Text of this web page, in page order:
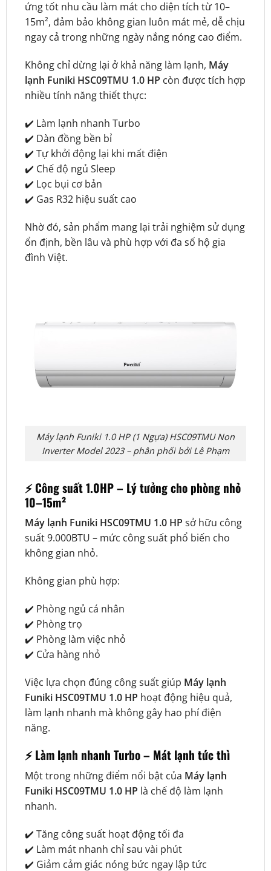
ứng tốt nhu cầu làm mát cho diện tích từ 10–
15m², đảm bảo không gian luôn mát mẻ, dễ chịu
ngay cả trong những ngày nắng nóng cao điểm.
Không chỉ dừng lại ở khả năng làm lạnh, Máy
lạnh Funiki HSC09TMU 1.0 HP còn được tích hợp
nhiều tính năng thiết thực:
✔️ Làm lạnh nhanh Turbo
✔️ Dàn đồng bền bỉ
✔️ Tự khởi động lại khi mất điện
✔️ Chế độ ngủ Sleep
✔️ Lọc bụi cơ bản
✔️ Gas R32 hiệu suất cao
Nhờ đó, sản phẩm mang lại trải nghiệm sử dụng
ổn định, bền lâu và phù hợp với đa số hộ gia
đình Việt.
Máy lạnh Funiki 1.0 HP (1 Ngựa) HSC09TMU Non
Inverter Model 2023 – phân phối bởi Lê Phạm
⚡Công suất 1.0HP – Lý tưởng cho phòng nhỏ
10–15m²
Máy lạnh Funiki HSC09TMU 1.0 HP sở hữu công
suất 9.000BTU – mức công suất phổ biến cho
không gian nhỏ.
Không gian phù hợp:
✔️ Phòng ngủ cá nhân
✔️ Phòng trọ
✔️ Phòng làm việc nhỏ
✔️ Cửa hàng nhỏ
Việc lựa chọn đúng công suất giúp Máy lạnh
Funiki HSC09TMU 1.0 HP hoạt động hiệu quả,
làm lạnh nhanh mà không gây hao phí điện
năng.
⚡Làm lạnh nhanh Turbo – Mát lạnh tức thì
Một trong những điểm nổi bật của Máy lạnh
Funiki HSC09TMU 1.0 HP là chế độ làm lạnh
nhanh.
✔️ Tăng công suất hoạt động tối đa
✔️ Làm mát nhanh chỉ sau vài phút
✔️ Giảm cảm giác nóng bức ngay lập tức